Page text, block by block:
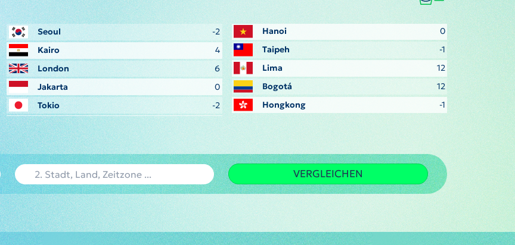
Seoul
-2
Kairo
4
London
6
Jakarta
0
Tokio
-2
Hanoi
0
Taipeh
-1
Lima
12
Bogotá
12
Hongkong
-1
VERGLEICHEN